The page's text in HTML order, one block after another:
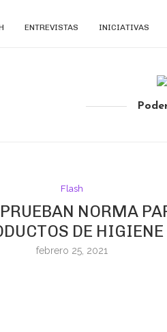
ENTREVISTAS INICIATIVAS
Flash
NORMA
DE
febrero 25, 2021